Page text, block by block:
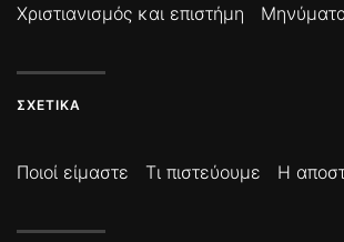
Χριστιανισμός και επιστήμη
ΣΧΕΤΙΚΆ
Ποιοί είμαστε Τι πιστεύουμε Η